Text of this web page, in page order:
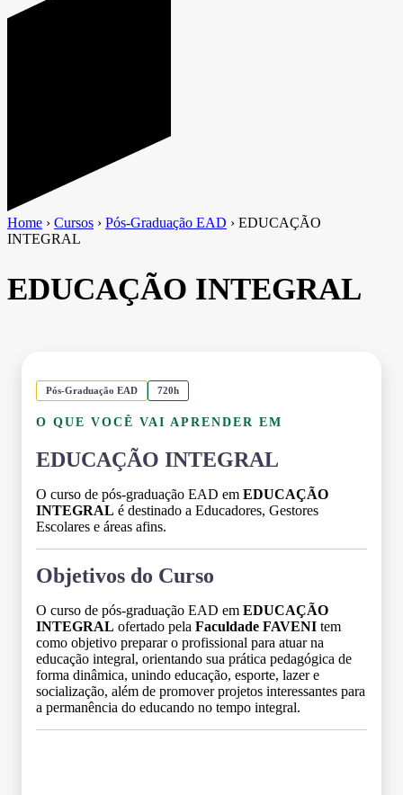
Home › Cursos › Pós-Graduação EAD › EDUCAÇÃO
INTEGRAL
EDUCAÇÃO INTEGRAL
Pós-Graduação EAD 720h
O QUE VOCÊ VAI APRENDER EM
EDUCAÇÃO INTEGRAL
O curso de pós-graduação EAD em EDUCAÇÃO
INTEGRAL é destinado a Educadores, Gestores
Escolares e áreas afins.
Objetivos do Curso
O curso de pós-graduação EAD em EDUCAÇÃO
INTEGRAL ofertado pela Faculdade FAVENI tem
como objetivo preparar o profissional para atuar na
educação integral, orientando sua prática pedagógica de
forma dinâmica, unindo educação, esporte, lazer e
socialização, além de promover projetos interessantes para
a permanência do educando no tempo integral.